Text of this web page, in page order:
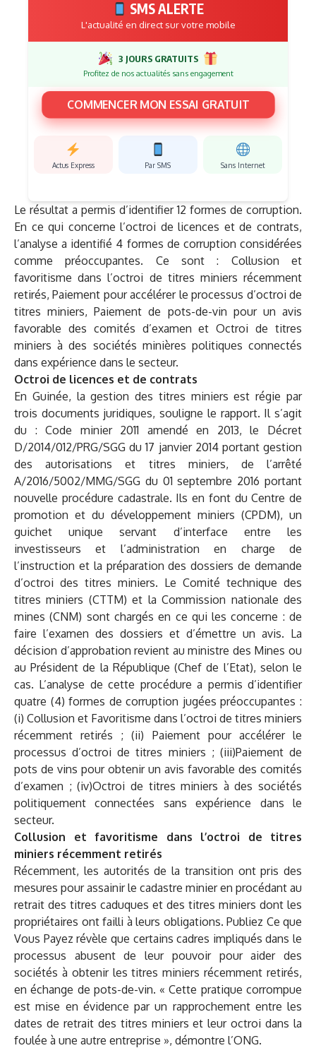
SMS ALERTE
L'actualité en direct sur votre mobile
3 JOURS GRATUITS
Profitez de nos actualités sans engagement
COMMENCER MON ESSAI GRATUIT
Actus Express Par SMS Sans Internet
Le résultat a permis d’identifier 12 formes de corruption.
En ce qui concerne l’octroi de licences et de contrats,
l’analyse a identifié 4 formes de corruption considérées
comme préoccupantes. Ce sont : Collusion et
favoritisme dans l’octroi de titres miniers récemment
retirés, Paiement pour accélérer le processus d’octroi de
titres miniers, Paiement de pots-de-vin pour un avis
favorable des comités d’examen et Octroi de titres
miniers à des sociétés minières politiques connectés
dans expérience dans le secteur.
Octroi de licences et de contrats
En Guinée, la gestion des titres miniers est régie par
trois documents juridiques, souligne le rapport. Il s’agit
du : Code minier 2011 amendé en 2013, le Décret
D/2014/012/PRG/SGG du 17 janvier 2014 portant gestion
des autorisations et titres miniers, de l’arrêté
A/2016/5002/MMG/SGG du 01 septembre 2016 portant
nouvelle procédure cadastrale. Ils en font du Centre de
promotion et du développement miniers (CPDM), un
guichet unique servant d’interface entre les
investisseurs et l’administration en charge de
l’instruction et la préparation des dossiers de demande
d’octroi des titres miniers. Le Comité technique des
titres miniers (CTTM) et la Commission nationale des
mines (CNM) sont chargés en ce qui les concerne : de
faire l’examen des dossiers et d’émettre un avis. La
décision d’approbation revient au ministre des Mines ou
au Président de la République (Chef de l’Etat), selon le
cas. L’analyse de cette procédure a permis d’identifier
quatre (4) formes de corruption jugées préoccupantes :
(i) Collusion et Favoritisme dans l’octroi de titres miniers
récemment retirés ; (ii) Paiement pour accélérer le
processus d’octroi de titres miniers ; (iii)Paiement de
pots de vins pour obtenir un avis favorable des comités
d’examen ; (iv)Octroi de titres miniers à des sociétés
politiquement connectées sans expérience dans le
secteur.
Collusion et favoritisme dans l’octroi de titres
miniers récemment retirés
Récemment, les autorités de la transition ont pris des
mesures pour assainir le cadastre minier en procédant au
retrait des titres caduques et des titres miniers dont les
propriétaires ont failli à leurs obligations. Publiez Ce que
Vous Payez révèle que certains cadres impliqués dans le
processus abusent de leur pouvoir pour aider des
sociétés à obtenir les titres miniers récemment retirés,
en échange de pots-de-vin. « Cette pratique corrompue
est mise en évidence par un rapprochement entre les
dates de retrait des titres miniers et leur octroi dans la
foulée à une autre entreprise », démontre l’ONG.